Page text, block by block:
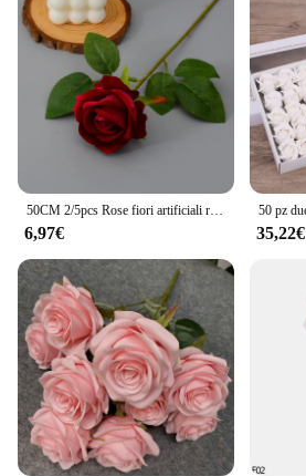
50CM 2/5pcs Rose fiori artificiali ramo di fiori di rosa Rose rosse artificiali rosa finta realistica per la decorazione domestica di nozze
6,97€ 35,22€